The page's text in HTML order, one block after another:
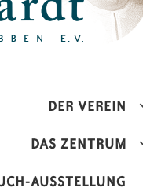
DER VEREIN
DAS ZENTRUM
AUSSTELLUNG